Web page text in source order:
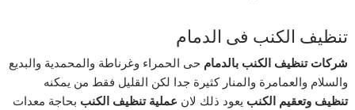
تنظيف الكنب فى الدمام
شركات تنظيف الكنب بالدمام حى الحمراء وغرناطة والمحمدية والبديع
والسلام والعمامرة والمنار كثيرة جدا لكن القليل فقط من يمكنه
تنظيف وتعقيم الكنب يعود ذلك لان عملية تنظيف الكنب بحاجة معدات